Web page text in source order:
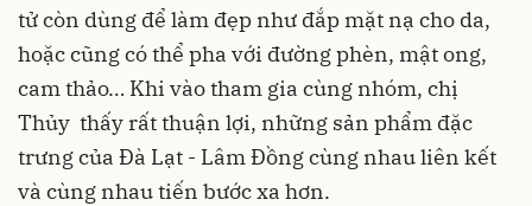
tử còn dùng để làm đẹp như đắp mặt nạ cho da,
hoặc cũng có thể pha với đường phèn, mật ong,
cam thảo… Khi vào tham gia cùng nhóm, chị
Thủy thấy rất thuận lợi, những sản phẩm đặc
trưng của Đà Lạt - Lâm Đồng cùng nhau liên kết
và cùng nhau tiến bước xa hơn.